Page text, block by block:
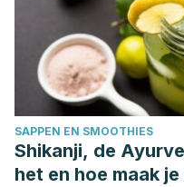
SAPPEN EN SMOOTHIES
Shikanji, de
het en hoe maak je